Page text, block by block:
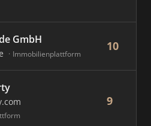
GmbH
Immobilienplattform
10
9